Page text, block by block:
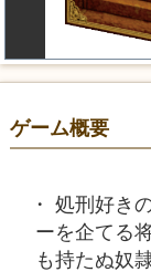
ゲーム概要
処刑好き
ーを企てる
も持たぬ奴